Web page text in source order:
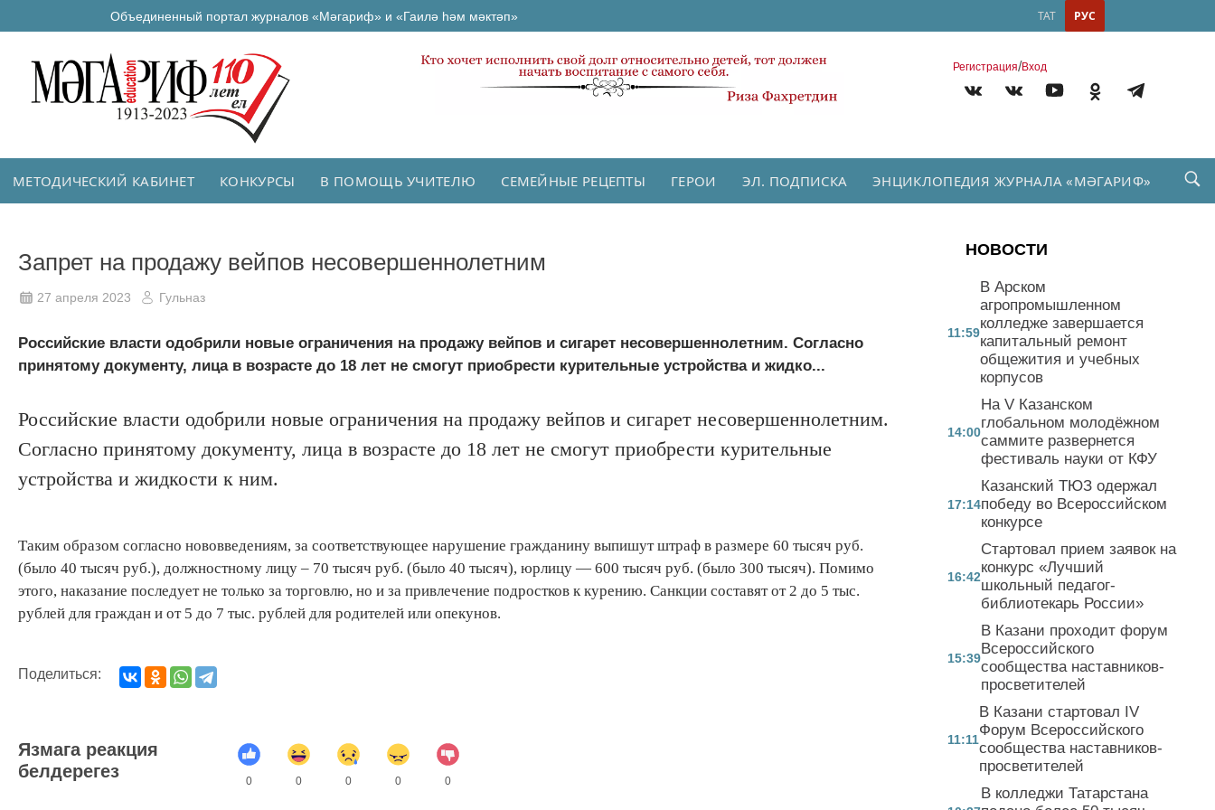
Объединенный портал журналов «Мәгариф» и «Гаилә һәм мәктәп» РУС
ТАТ
Регистрация/Вход
МЕТОДИЧЕСКИЙ КАБИНЕТ КОНКУРСЫ В ПОМОЩЬ УЧИТЕЛЮ СЕМЕЙНЫЕ РЕЦЕПТЫ ГЕРОИ ЭЛ. ПОДПИСКА ЭНЦИКЛОПЕДИЯ ЖУРНАЛА «МӘГАРИФ»
Запрет на продажу вейпов несовершеннолетним
27 апреля 2023 Гульназ
Российские власти одобрили новые ограничения на продажу вейпов и сигарет несовершеннолетним. Согласно
принятому документу, лица в возрасте до 18 лет не смогут приобрести курительные устройства и жидко...
Российские власти одобрили новые ограничения на продажу вейпов и сигарет несовершеннолетним.
Согласно принятому документу, лица в возрасте до 18 лет не смогут приобрести курительные
устройства и жидкости к ним.
Таким образом согласно нововведениям, за соответствующее нарушение гражданину выпишут штраф в размере 60 тысяч руб.
(было 40 тысяч руб.), должностному лицу – 70 тысяч руб. (было 40 тысяч), юрлицу — 600 тысяч руб. (было 300 тысяч). Помимо
этого, наказание последует не только за торговлю, но и за привлечение подростков к курению. Санкции составят от 2 до 5 тыс.
рублей для граждан и от 5 до 7 тыс. рублей для родителей или опекунов.
Поделиться:
Язмага реакция
белдерегез
0 0 0 0 0
НОВОСТИ
11:59
В Арском
агропромышленном
колледже завершается
капитальный ремонт
общежития и учебных
корпусов
14:00
На V Казанском
глобальном молодёжном
саммите развернется
фестиваль науки от КФУ
17:14
Казанский ТЮЗ одержал
победу во Всероссийском
конкурсе
16:42
Стартовал прием заявок на
конкурс «Лучший
школьный педагог-
библиотекарь России»
15:39
В Казани проходит форум
Всероссийского
сообщества наставников-
просветителей
11:11
В Казани стартовал IV
Форум Всероссийского
сообщества наставников-
просветителей
В колледжи Татарстана